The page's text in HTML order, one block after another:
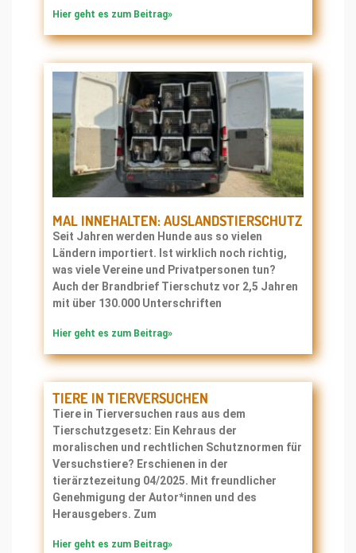
Hier geht es zum Beitrag»
MAL INNEHALTEN: AUSLANDSTIERSCHUTZ
Seit Jahren werden Hunde aus so vielen
Ländern importiert. Ist wirklich noch richtig,
was viele Vereine und Privatpersonen tun?
Auch der Brandbrief Tierschutz vor 2,5 Jahren
mit über 130.000 Unterschriften
Hier geht es zum Beitrag»
TIERE IN TIERVERSUCHEN
Tiere in Tierversuchen raus aus dem
Tierschutzgesetz: Ein Kehraus der
moralischen und rechtlichen Schutznormen für
Versuchstiere? Erschienen in der
tierärztezeitung 04/2025. Mit freundlicher
Genehmigung der Autor*innen und des
Herausgebers. Zum
Hier geht es zum Beitrag»